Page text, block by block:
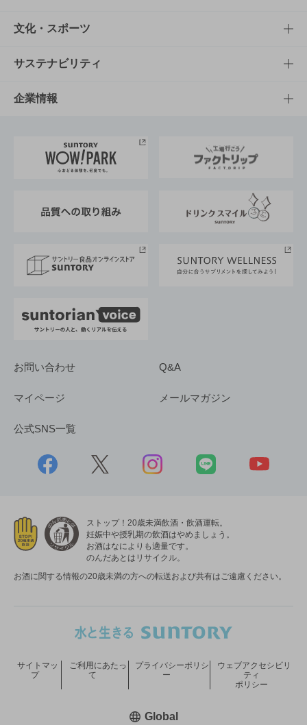
商品一覧
商品発売情報
栄養成分一覧
知る・楽しむTOP
キャンペーン
工場見学
地域情報
文化・スポーツ
文化・スポーツTOP
サントリーホール
サントリーサンバーズ大阪
サステナビリティ
サステナビリティTOP
サントリーが考えるサステナビリティ経営
企業情報
企業概要
採用情報
お問い合わせ Q&A
マイページ メールマガジン
公式SNS一覧
ストップ！20歳未満飲酒・飲酒運転。
妊娠中や授乳期の飲酒はやめましょう。
お酒はなによりも適量です。
のんだあとはリサイクル。
お酒に関する情報の20歳未満の方への転送および共有はご遠慮ください。
サイトマッ
プ
ご利用にあたっ
て
プライバシーポリシ
ー
ウェブアクセシビリ
ティ
ポリシー
Global新しいウィンドウで開く